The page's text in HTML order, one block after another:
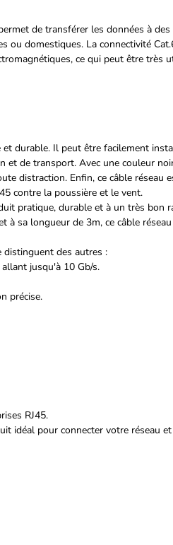
de transférer les données à
ou domestiques. La connectivité
ce qui peut être très
durable. Il peut être facilement
de transport. Avec une couleur
distraction. Enfin, ce câble réseau
contre la poussière et le vent.
pratique, durable et à un très bon
à sa longueur de 3m, ce câble
distinguent des autres :
jusqu'à 10 Gb/s.
précise.
RJ45.
idéal pour connecter votre réseau